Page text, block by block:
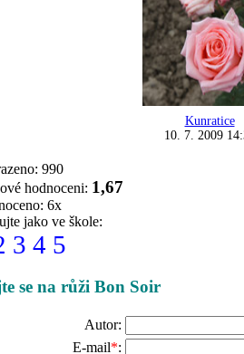
Kunratice
10. 7. 2009
990
hodnoceni: 1,67
6x
jako ve škole:
3 4 5
se na růži Bon Soir
Autor:
E-mail*: